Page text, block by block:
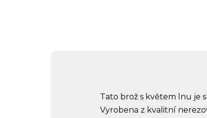
Tato brož s květem lnu je
Vyrobena z kvalitní